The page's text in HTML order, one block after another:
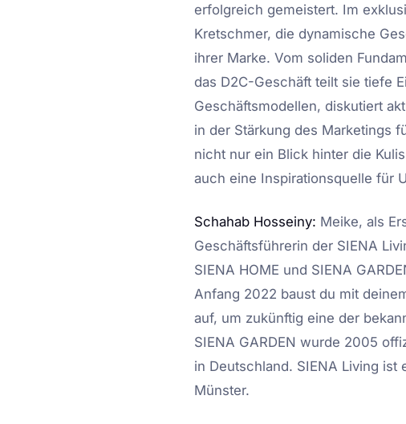
erfolgreich gemeistert. Im
Kretschmer, die dynamische
ihrer Marke. Vom soliden
das D2C-Geschäft teilt sie tiefe
Geschäftsmodellen, diskutiert
in der Stärkung des Marketings
nicht nur ein Blick hinter die
auch eine Inspirationsquelle für
Schahab Hosseiny: Meike, als
Geschäftsführerin der SIENA
SIENA HOME und SIENA
Anfang 2022 baust du mit
auf, um zukünftig eine der
SIENA GARDEN wurde 2005
in Deutschland. SIENA Living ist
Münster.